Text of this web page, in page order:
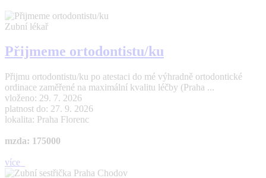
Zubní lékař
Přijmeme ortodontistu/ku
Přijmu ortodontistu/ku po atestaci do mé výhradně ortodontické
ordinace zaměřené na maximální kvalitu léčby (Praha ...
vloženo: 29. 7. 2026
platnost do: 27. 9. 2026
lokalita: Praha Florenc
mzda: 175000
více